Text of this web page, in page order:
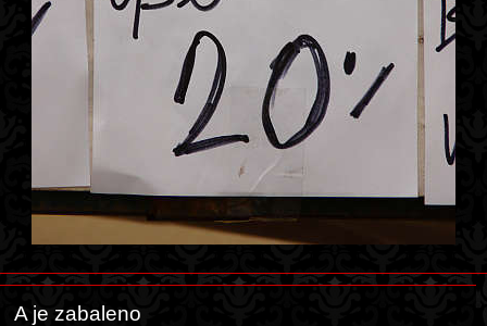
A je zabaleno